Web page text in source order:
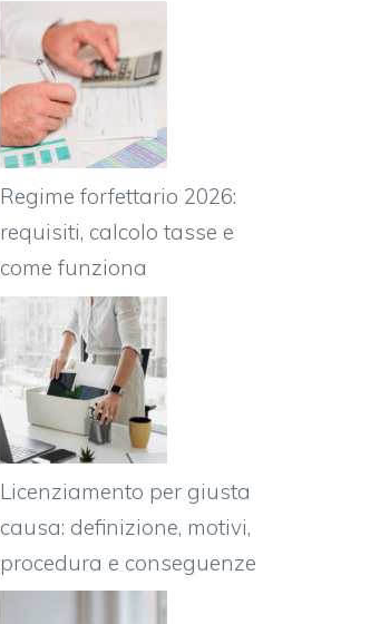
Regime forfettario 2026:
requisiti, calcolo tasse e
come funziona
Licenziamento per giusta
causa: definizione, motivi,
procedura e conseguenze